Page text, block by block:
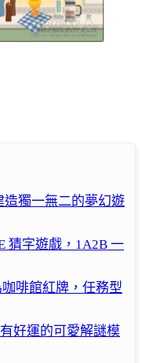
造獨一無二的夢幻遊
猜字遊戲，1A2B 一
咖啡館紅牌，任務型
好運的可愛解謎模